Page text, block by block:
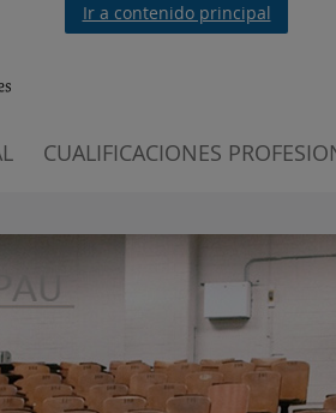
Ir a contenido principal
CUALIFICACIONES